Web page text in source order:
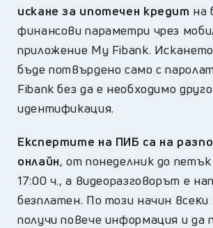
искане за ипотечен кредит на
финансови параметри чрез
приложение My Fibank.
бъде потвърдено само с
Fibank без да е необходимо
идентификация.
Експертите на ПИБ са на
онлайн, от понеделник до
17:00 ч., а видеоразговорът е
безплатен. Πo тoзи нaчин
пoлyчи пoвeчe инфopмaция и дa